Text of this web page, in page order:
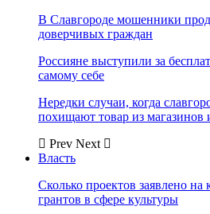
В Славгороде мошенники
доверчивых граждан
Россияне выступили за
самому себе
Нередки случаи, когда
похищают товар из
Prev Next
Власть
Сколько проектов заявлено на
грантов в сфере культуры